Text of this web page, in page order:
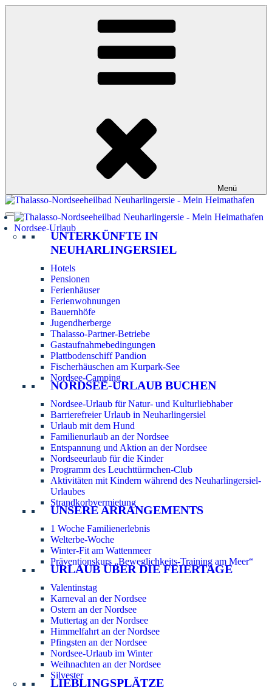
Zum
Menü
Nordsee-Urlaub
UNTERKÜNFTE IN
NEUHARLINGERSIEL
Hotels
Pensionen
Ferienhäuser
Ferienwohnungen
Bauernhöfe
Jugendherberge
Thalasso-Partner-Betriebe
Gastaufnahmebedingungen
Plattbodenschiff Pandion
Fischerhäuschen am Kurpark-See
Nordsee-Camping
NORDSEE-URLAUB BUCHEN
Nordsee-Urlaub für Natur- und Kulturliebhaber
Barrierefreier Urlaub in Neuharlingersiel
Urlaub mit dem Hund
Familienurlaub an der Nordsee
Entspannung und Aktion an der Nordsee
Nordseeurlaub für die Kinder
Programm des Leuchttürmchen-Club
Aktivitäten mit Kindern während des Neuharlingersiel-
Urlaubes
Strandkorbvermietung
UNSERE ARRANGEMENTS
1 Woche Familienerlebnis
Welterbe-Woche
Winter-Fit am Wattenmeer
Präventionskurs „Beweglichkeits-Training am Meer“
URLAUB ÜBER DIE FEIERTAGE
Valentinstag
Karneval an der Nordsee
Ostern an der Nordsee
Muttertag an der Nordsee
Himmelfahrt an der Nordsee
Pfingsten an der Nordsee
Nordsee-Urlaub im Winter
Weihnachten an der Nordsee
Silvester
LIEBLINGSPLÄTZE